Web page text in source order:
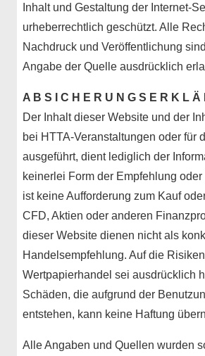
Inhalt und Gestaltung der Internet-
urheberrechtlich geschützt. Alle
Nachdruck und Veröffentlichung
Angabe der Quelle ausdrücklich
A B S I C H E R U N G S E R K L Ä
Der Inhalt dieser Website und der
bei HTTA-Veranstaltungen oder für
ausgeführt, dient lediglich der
keinerlei Form der Empfehlung
ist keine Aufforderung zum Kauf
CFD, Aktien oder anderen
dieser Website dienen nicht als
Handelsempfehlung. Auf die
Wertpapierhandel sei ausdrücklich
Schäden, die aufgrund der
entstehen, kann keine Haftung
Alle Angaben und Quellen wurden